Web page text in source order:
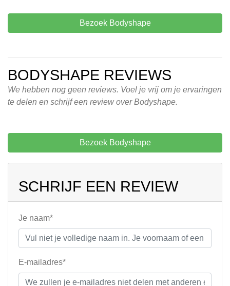
Bezoek Bodyshape
BODYSHAPE REVIEWS
We hebben nog geen reviews. Voel je vrij om je ervaringen
te delen en schrijf een review over Bodyshape.
Bezoek Bodyshape
SCHRIJF EEN REVIEW
Je naam*
E-mailadres*